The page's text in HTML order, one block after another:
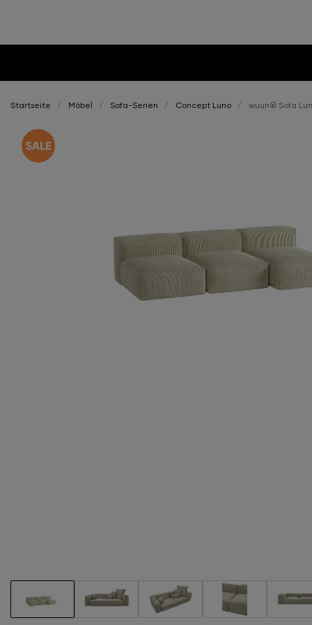
Startseite Möbel Sofa-Serien Concept Luno wuun® Sofa